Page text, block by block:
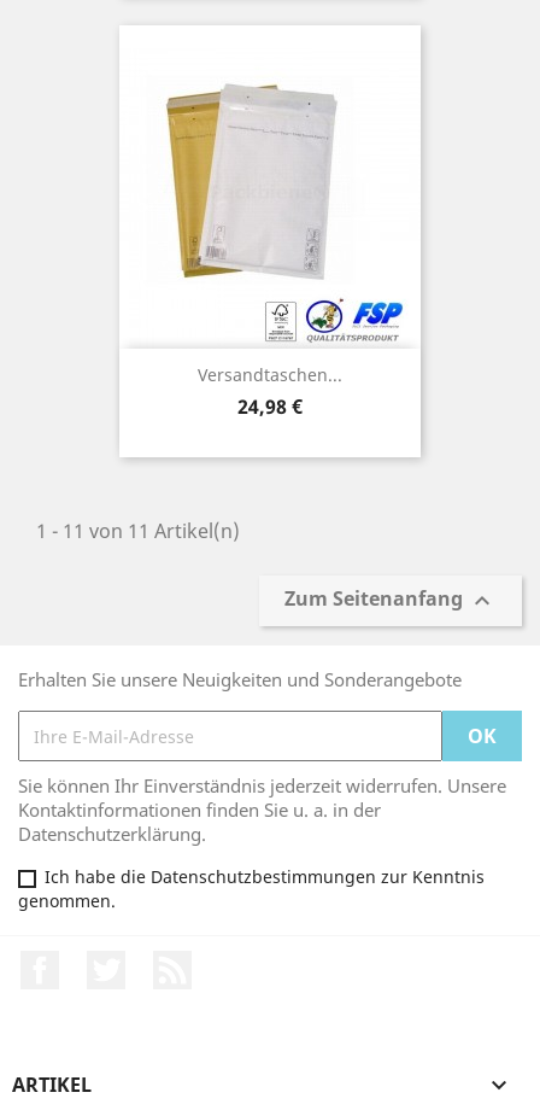
Versandtaschen...
Preis
24,98 €
1 - 11 von 11 Artikel(n)
Zum Seitenanfang 
Erhalten Sie unsere Neuigkeiten und Sonderangebote
Sie können Ihr Einverständnis jederzeit widerrufen. Unsere
Kontaktinformationen finden Sie u. a. in der
Datenschutzerklärung.
Ich habe die Datenschutzbestimmungen zur Kenntnis
genommen.
ARTIKEL 